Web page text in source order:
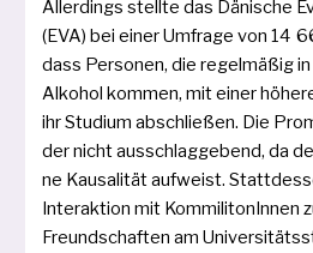
Allerdings stell­te das Dänische
(EVA) bei einer Umfrage von 14
dass Personen, die regel­mä­ßig
Alkohol kom­men, mit einer
ihr Studium abschlie­ßen. Die
der nicht aus­schlag­ge­bend, da
ne Kausalität auf­weist.
Interaktion mit KommilitonInnen
Freundschaften am